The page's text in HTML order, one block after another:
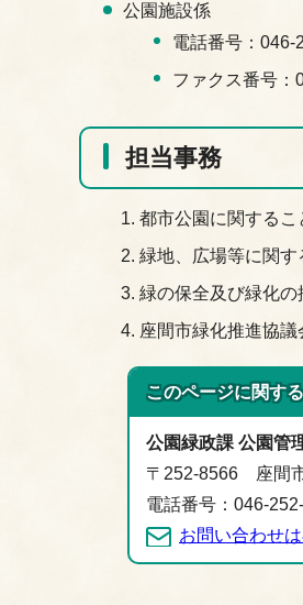
公園施設係
電話番号：046-
ファクス番号：
担当事務
都市公園に関するこ
緑地、広場等に関す
緑の保全及び緑化の
座間市緑化推進協議
このページに関する
公園緑政課 公園管
〒252-8566 座間
電話番号：046-
お問い合わせ